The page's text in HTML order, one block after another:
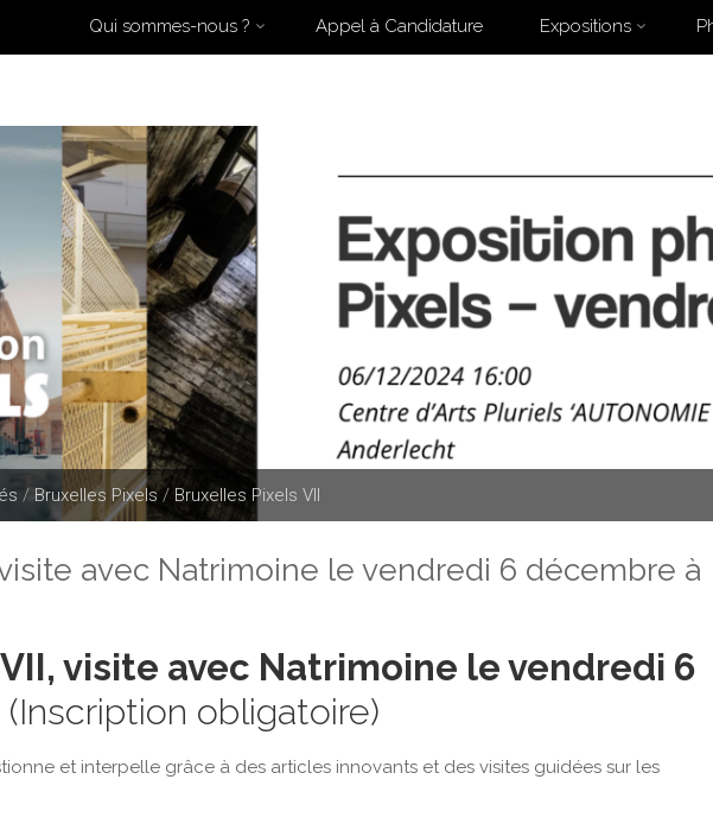
Skip
content
Qui sommes-nous ? Appel à Candidature Expositions
HomeExpositions Expositions Collectives Archive for category "Bruxelles
/ Bruxelles Pixels / Bruxelles Pixels VII
avec Natrimoine le vendredi 6 décembre à
visite avec Natrimoine le vendredi 6
(Inscription obligatoire)
et interpelle grâce à des articles innovants et des visites guidées sur les